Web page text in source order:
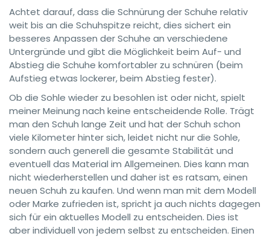
Achtet darauf, dass die Schnürung der Schuhe relativ
weit bis an die Schuhspitze reicht, dies sichert ein
besseres Anpassen der Schuhe an verschiedene
Untergründe und gibt die Möglichkeit beim Auf- und
Abstieg die Schuhe komfortabler zu schnüren (beim
Aufstieg etwas lockerer, beim Abstieg fester).
Ob die Sohle wieder zu besohlen ist oder nicht, spielt
meiner Meinung nach keine entscheidende Rolle. Trägt
man den Schuh lange Zeit und hat der Schuh schon
viele Kilometer hinter sich, leidet nicht nur die Sohle,
sondern auch generell die gesamte Stabilität und
eventuell das Material im Allgemeinen. Dies kann man
nicht wiederherstellen und daher ist es ratsam, einen
neuen Schuh zu kaufen. Und wenn man mit dem Modell
oder Marke zufrieden ist, spricht ja auch nichts dagegen
sich für ein aktuelles Modell zu entscheiden. Dies ist
aber individuell von jedem selbst zu entscheiden. Einen